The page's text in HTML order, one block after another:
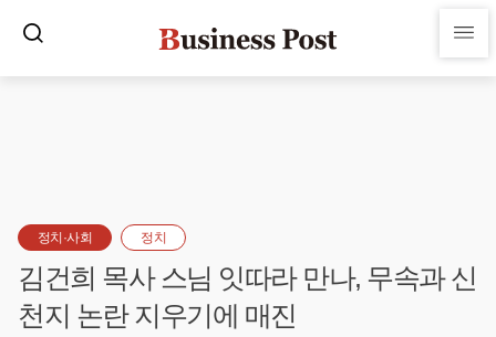
정치·사회 정치
김건희 목사 스님 잇따라 만나, 무속과 신
천지 논란 지우기에 매진